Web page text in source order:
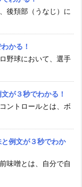
後頚部（うなじ）に
かる！
野球において、選手
が３秒でわかる！
ントロールとは、ボ
と例文が３秒でわか
味噌とは、自分で自